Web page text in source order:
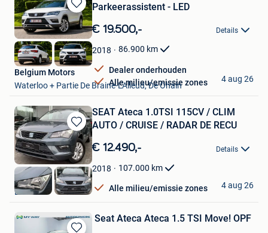
Bewaren
in
Mijn
Favorieten
Parkeerassistent - LED
€ 19.500,- Details
2018 86.900 km
Dealer onderhouden
Alle milieu/emissie zones
Belgium Motors
Waterloo + Partie De Braine-L'Alleud, De Ohain
4 aug 26
Bewaren
in
Mijn
Favorieten
SEAT Ateca 1.0TSI 115CV / CLIM
AUTO / CRUISE / RADAR DE RECU
€ 12.490,- Details
2018 107.000 km
Alle milieu/emissie zones
OXO Cars
Luttre
4 aug 26
Seat Ateca Ateca 1.5 TSI Move! OPF